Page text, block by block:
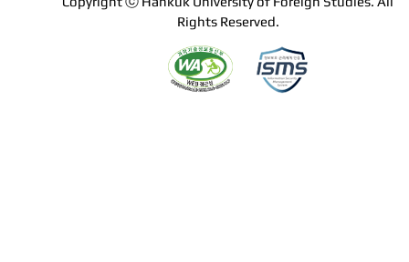
Rights Reserved.